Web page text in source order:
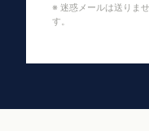
※ 迷惑メールは送りま
す。